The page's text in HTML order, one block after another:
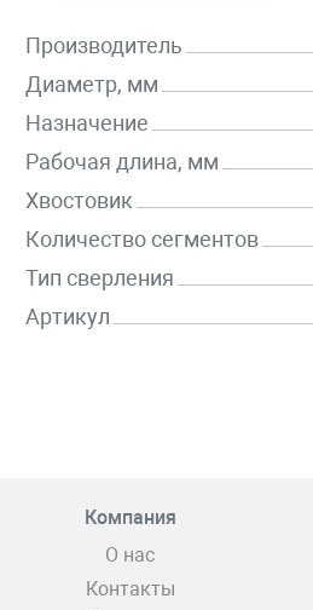
Производитель
Диаметр, мм
Назначение
Рабочая длина, мм
Хвостовик
Количество сегментов
Тип сверления
Артикул
Компания
О нас
Контакты